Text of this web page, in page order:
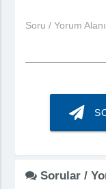
Soru / Yorum Alanı
Sorular /